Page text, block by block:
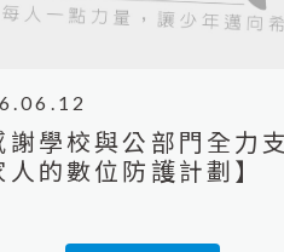
謝學校與公部門全力
人的數位防護計劃】